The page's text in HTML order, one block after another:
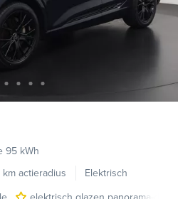
95 kWh
km actieradius
Elektrisch